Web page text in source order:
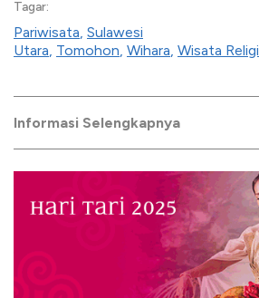
Tagar:
Pariwisata, Sulawesi
Utara, Tomohon, Wihara, Wisata Religi
Informasi Selengkapnya